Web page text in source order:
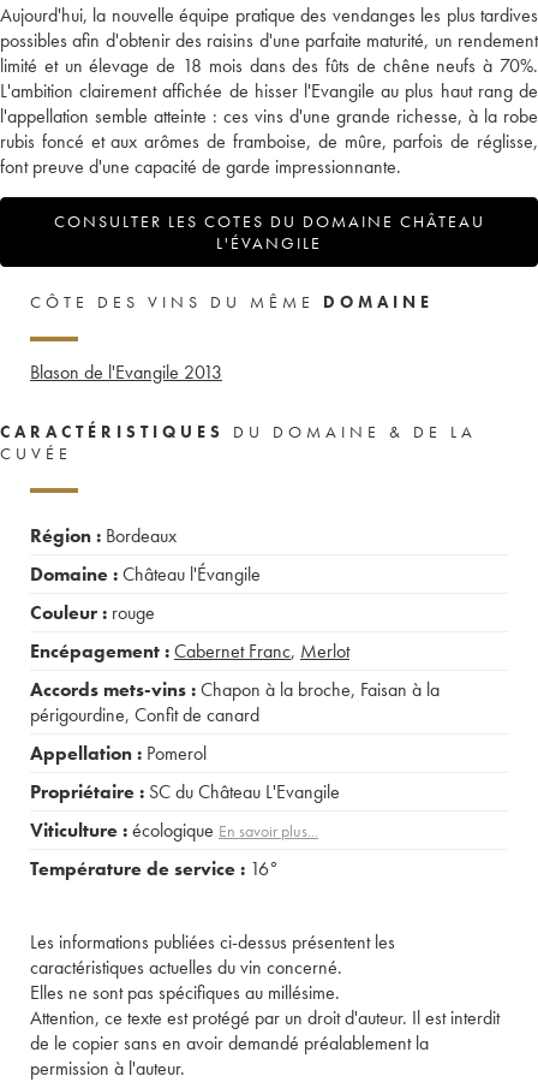
Aujourd'hui, la nouvelle équipe pratique des vendanges les plus tardives
possibles afin d'obtenir des raisins d'une parfaite maturité, un rendement
limité et un élevage de 18 mois dans des fûts de chêne neufs à 70%.
L'ambition clairement affichée de hisser l'Evangile au plus haut rang de
l'appellation semble atteinte : ces vins d'une grande richesse, à la robe
rubis foncé et aux arômes de framboise, de mûre, parfois de réglisse,
font preuve d'une capacité de garde impressionnante.
CONSULTER LES COTES DU DOMAINE CHÂTEAU
L'ÉVANGILE
CÔTE DES VINS DU MÊME DOMAINE
Blason de l'Evangile 2013
CARACTÉRISTIQUES
DU DOMAINE & DE LA
CUVÉE
Région : Bordeaux
Domaine :Château l'Évangile
Couleur : rouge
Encépagement :Cabernet Franc, Merlot
Accords mets-vins :Chapon à la broche, Faisan à la
périgourdine, Confit de canard
Appellation : Pomerol
Propriétaire : SC du Château L'Evangile
Viticulture :écologique En savoir plus...
Température de service : 16°
Les informations publiées ci-dessus présentent les
caractéristiques actuelles du vin concerné.
Elles ne sont pas spécifiques au millésime.
Attention, ce texte est protégé par un droit d'auteur. Il est interdit
de le copier sans en avoir demandé préalablement la
permission à l'auteur.